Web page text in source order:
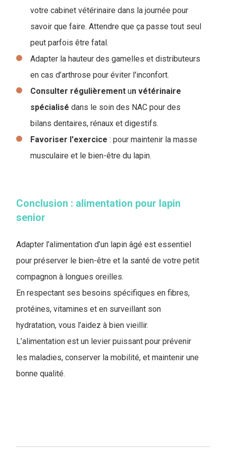
votre cabinet vétérinaire dans la journée pour
savoir que faire. Attendre que ça passe tout seul
peut parfois être fatal.
Adapter la hauteur des gamelles et distributeurs
en cas d’arthrose pour éviter l'inconfort.
Consulter régulièrement un vétérinaire
spécialisé dans le soin des NAC pour des
bilans dentaires, rénaux et digestifs.
Favoriser l'exercice : pour maintenir la masse
musculaire et le bien-être du lapin.
Conclusion : alimentation pour lapin
senior
Adapter l’alimentation d’un lapin âgé est essentiel
pour préserver le bien-être et la santé de votre petit
compagnon à longues oreilles.
En respectant ses besoins spécifiques en fibres,
protéines, vitamines et en surveillant son
hydratation, vous l’aidez à bien vieillir.
L’alimentation est un levier puissant pour prévenir
les maladies, conserver la mobilité, et maintenir une
bonne qualité.